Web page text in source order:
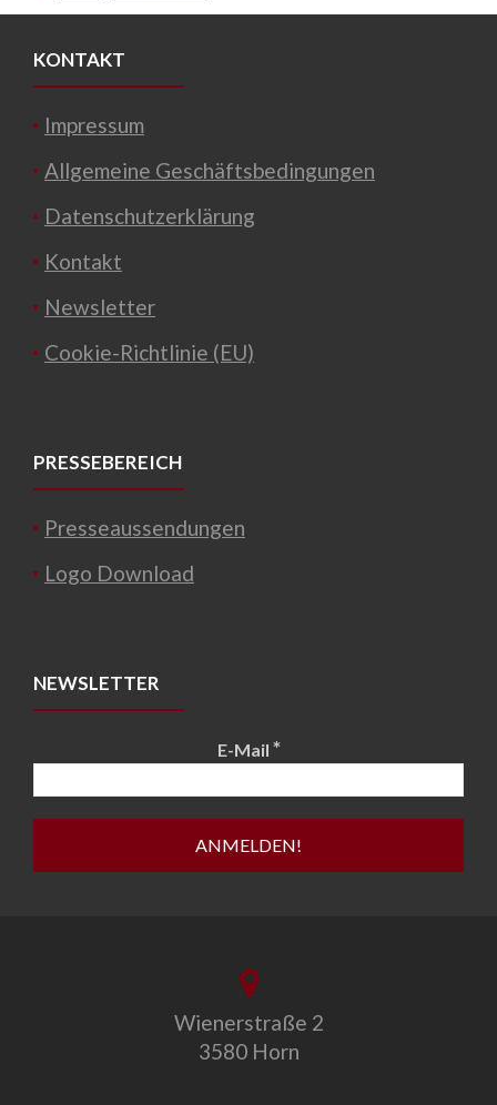
KONTAKT
Impressum
Allgemeine Geschäftsbedingungen
Datenschutzerklärung
Kontakt
Newsletter
Cookie-Richtlinie (EU)
PRESSEBEREICH
Presseaussendungen
Logo Download
NEWSLETTER
E-Mail *
Wienerstraße 2
3580 Horn